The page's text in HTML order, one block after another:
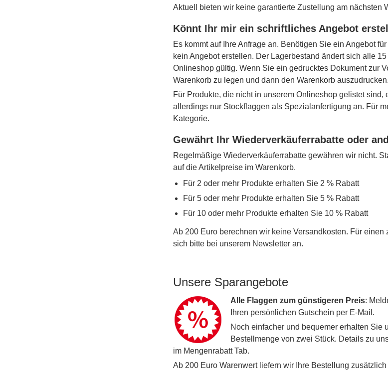
Aktuell bieten wir keine garantierte Zustellung am nächsten
Könnt Ihr mir ein schriftliches Angebot
Es kommt auf Ihre Anfrage an. Benötigen Sie ein Angebot
kein Angebot erstellen. Der Lagerbestand ändert sich alle
Onlineshop gültig. Wenn Sie ein gedrucktes Dokument zur
Warenkorb zu legen und dann den Warenkorb auszudrucken.
Für Produkte, die nicht in unserem Onlineshop gelistet
allerdings nur Stockflaggen als Spezialanfertigung an. Für
Kategorie.
Gewährt Ihr Wiederverkäuferrabatte oder
Regelmäßige Wiederverkäuferrabatte gewähren wir nicht.
auf die Artikelpreise im Warenkorb.
Für 2 oder mehr Produkte erhalten Sie 2 % Rabatt
Für 5 oder mehr Produkte erhalten Sie 5 % Rabatt
Für 10 oder mehr Produkte erhalten Sie 10 % Rabatt
Ab 200 Euro berechnen wir keine Versandkosten. Für
sich bitte bei unserem Newsletter an.
Unsere Sparangebote
Alle Flaggen zum günstigeren Preis:
Ihren persönlichen Gutschein per E-Mail.
Noch einfacher und bequemer erhalten Sie
Bestellmenge von zwei Stück. Details zu
im Mengenrabatt Tab.
Ab 200 Euro Warenwert liefern wir Ihre Bestellung